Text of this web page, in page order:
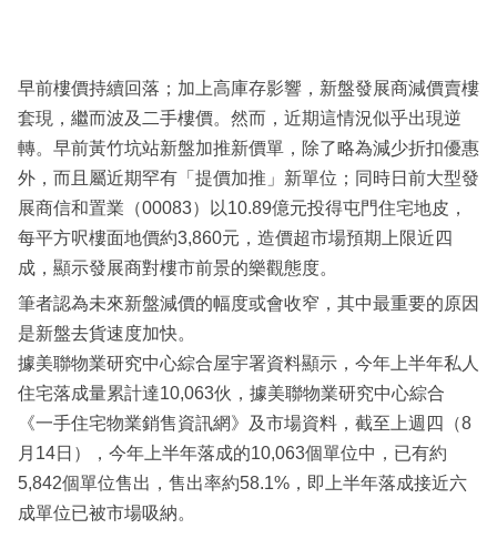
閱
區
早前樓價持續回落；加上高庫存影響，新盤發展商減價賣樓
套現，繼而波及二手樓價。然而，近期這情況似乎出現逆
轉。早前黃竹坑站新盤加推新價單，除了略為減少折扣優惠
外，而且屬近期罕有「提價加推」新單位；同時日前大型發
展商信和置業（00083）以10.89億元投得屯門住宅地皮，
每平方呎樓面地價約3,860元，造價超市場預期上限近四
成，顯示發展商對樓市前景的樂觀態度。
筆者認為未來新盤減價的幅度或會收窄，其中最重要的原因
是新盤去貨速度加快。
據美聯物業研究中心綜合屋宇署資料顯示，今年上半年私人
住宅落成量累計達10,063伙，據美聯物業研究中心綜合
《一手住宅物業銷售資訊網》及市場資料，截至上週四（8
月14日），今年上半年落成的10,063個單位中，已有約
5,842個單位售出，售出率約58.1%，即上半年落成接近六
成單位已被市場吸納。